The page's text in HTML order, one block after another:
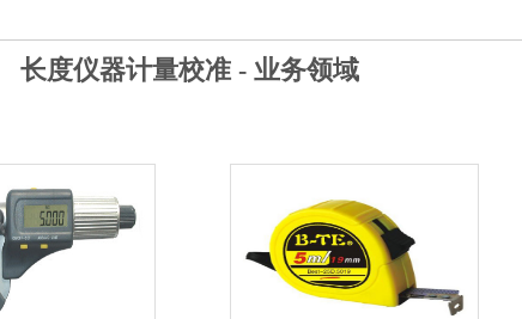
长度仪器计量校准 - 业务领域